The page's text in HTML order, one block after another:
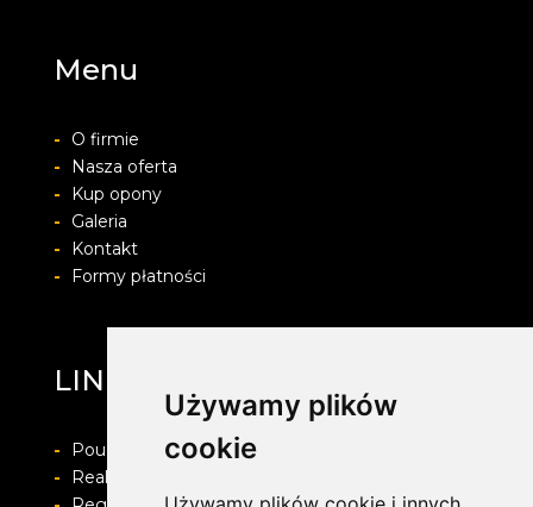
Używamy plików
cookie
Menu
-
O firmie
-
Nasza oferta
-
Kup opony
-
Galeria
-
Kontakt
-
Formy płatności
LINEA
-
Pouczenie o prawie do odstapienia od umowy
-
Realizacja zamówienia i formy płatności